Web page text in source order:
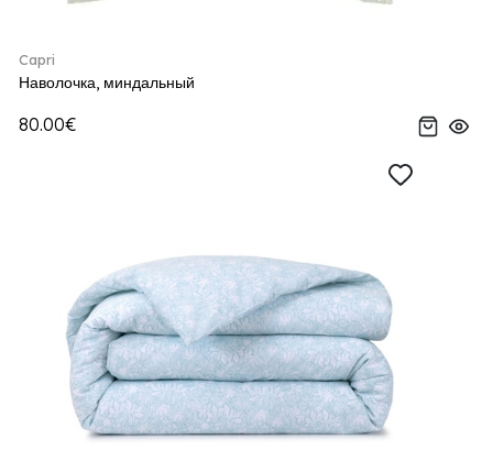
Capri
Наволочка, миндальный
80.00€